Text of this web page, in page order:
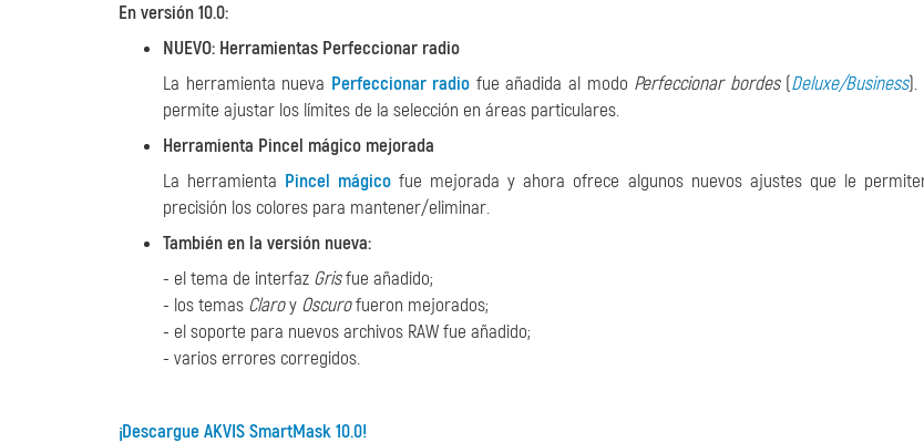
En versión 10.0:
NUEVO: Herramientas Perfeccionar radio
La herramienta nueva Perfeccionar radio fue añadida al modo Perfeccionar bordes(Deluxe/Business).
permite ajustar los límites de la selección en áreas particulares.
Herramienta Pincel mágico mejorada
La herramienta Pincel mágico fue mejorada y ahora ofrece algunos nuevos ajustes que le
precisión los colores para mantener/eliminar.
También en la versión nueva:
- el tema de interfaz Grisfue añadido;
- los temas Claroy Oscurofueron mejorados;
- el soporte para nuevos archivos RAW fue añadido;
- varios errores corregidos.
¡Descargue AKVIS SmartMask 10.0!